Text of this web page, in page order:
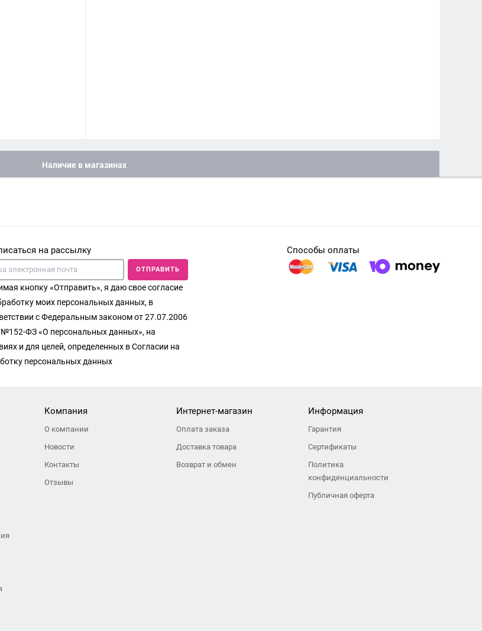
Наличие в магазинах
на рассылку
ОТПРАВИТЬ
кнопку «Отправить», я даю свое согласие
моих персональных данных, в
с Федеральным законом от 27.07.2006
№152-ФЗ «О персональных данных», на
и для целей, определенных в Согласии на
персональных данных
Способы оплаты
Компания
О компании
Новости
Контакты
Отзывы
Интернет-магазин
Оплата заказа
Доставка товара
Возврат и обмен
Информация
Гарантия
Сертификаты
Политика
конфиденциальности
Публичная оферта